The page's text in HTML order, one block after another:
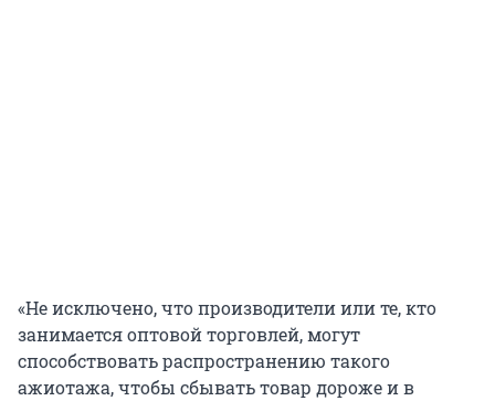
«Не исключено, что производители или те, кто
занимается оптовой торговлей, могут
способствовать распространению такого
ажиотажа, чтобы сбывать товар дороже и в